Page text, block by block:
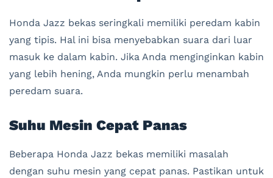
Honda Jazz bekas seringkali memiliki peredam kabin
yang tipis. Hal ini bisa menyebabkan suara dari luar
masuk ke dalam kabin. Jika Anda menginginkan kabin
yang lebih hening, Anda mungkin perlu menambah
peredam suara.
Suhu Mesin Cepat Panas
Beberapa Honda Jazz bekas memiliki masalah
dengan suhu mesin yang cepat panas. Pastikan untuk